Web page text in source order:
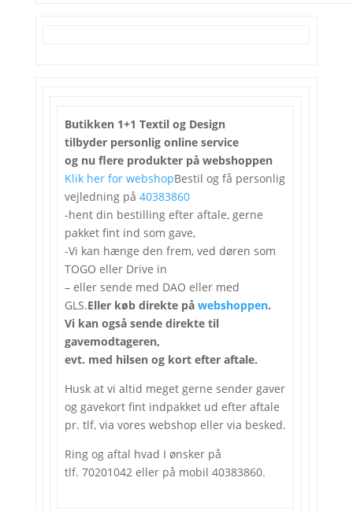
Butikken 1+1 Textil og Design
tilbyder personlig online service
og nu flere produkter på webshoppen
Klik her for webshopBestil og få personlig
vejledning på 40383860
-hent din bestilling efter aftale, gerne
pakket fint ind som gave,
-Vi kan hænge den frem, ved døren som
TOGO eller Drive in
– eller sende med DAO eller med
GLS.Eller køb direkte på webshoppen.
Vi kan også sende direkte til
gavemodtageren,
evt. med hilsen og kort efter aftale.
Husk at vi altid meget gerne sender gaver
og gavekort fint indpakket ud efter aftale
pr. tlf, via vores webshop eller via besked.
Ring og aftal hvad I ønsker på
tlf. 70201042 eller på mobil 40383860.